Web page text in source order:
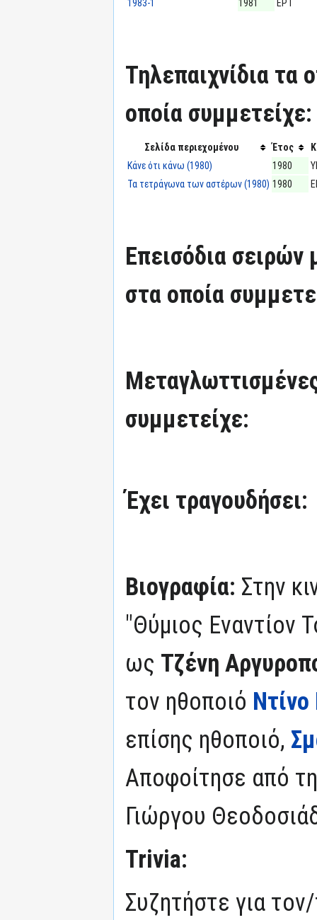
1983-1 1981 ΕΡΤ
Τηλεπαιχνίδια τα
οποία συμμετείχε:
Σελίδα περιεχομένου Έτος
Κάνε ότι κάνω (1980)
1980
Τα τετράγωνα των αστέρων (1980) 1980
Επεισόδια
στα οποία
συμμετείχε:
Έχει τραγουδήσει:
Βιογραφία: Στην
"Θύμιος Εναντίον
ως Τζένη
τον ηθοποιό
επίσης ηθοποιό,
Αποφοίτησε από
Γιώργου
Trivia:
Συζητήστε για